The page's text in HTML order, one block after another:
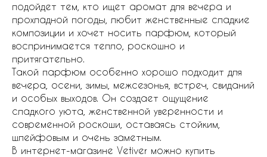
подойдет тем, кто ищет аромат для вечера и
прохладной погоды, любит женственные сладкие
композиции и хочет носить парфюм, который
воспринимается тепло, роскошно и
притягательно.
Такой парфюм особенно хорошо подходит для
вечера, осени, зимы, межсезонья, встреч, свиданий
и особых выходов. Он создает ощущение
сладкого уюта, женственной уверенности и
современной роскоши, оставаясь стойким,
шлейфовым и очень заметным.
В интернет-магазине Vetiver можно купить